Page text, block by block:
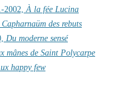
2002, À la fée Lucina
Capharnaüm des rebuts
Du moderne sensé
mânes de Saint Polycarpe
happy few